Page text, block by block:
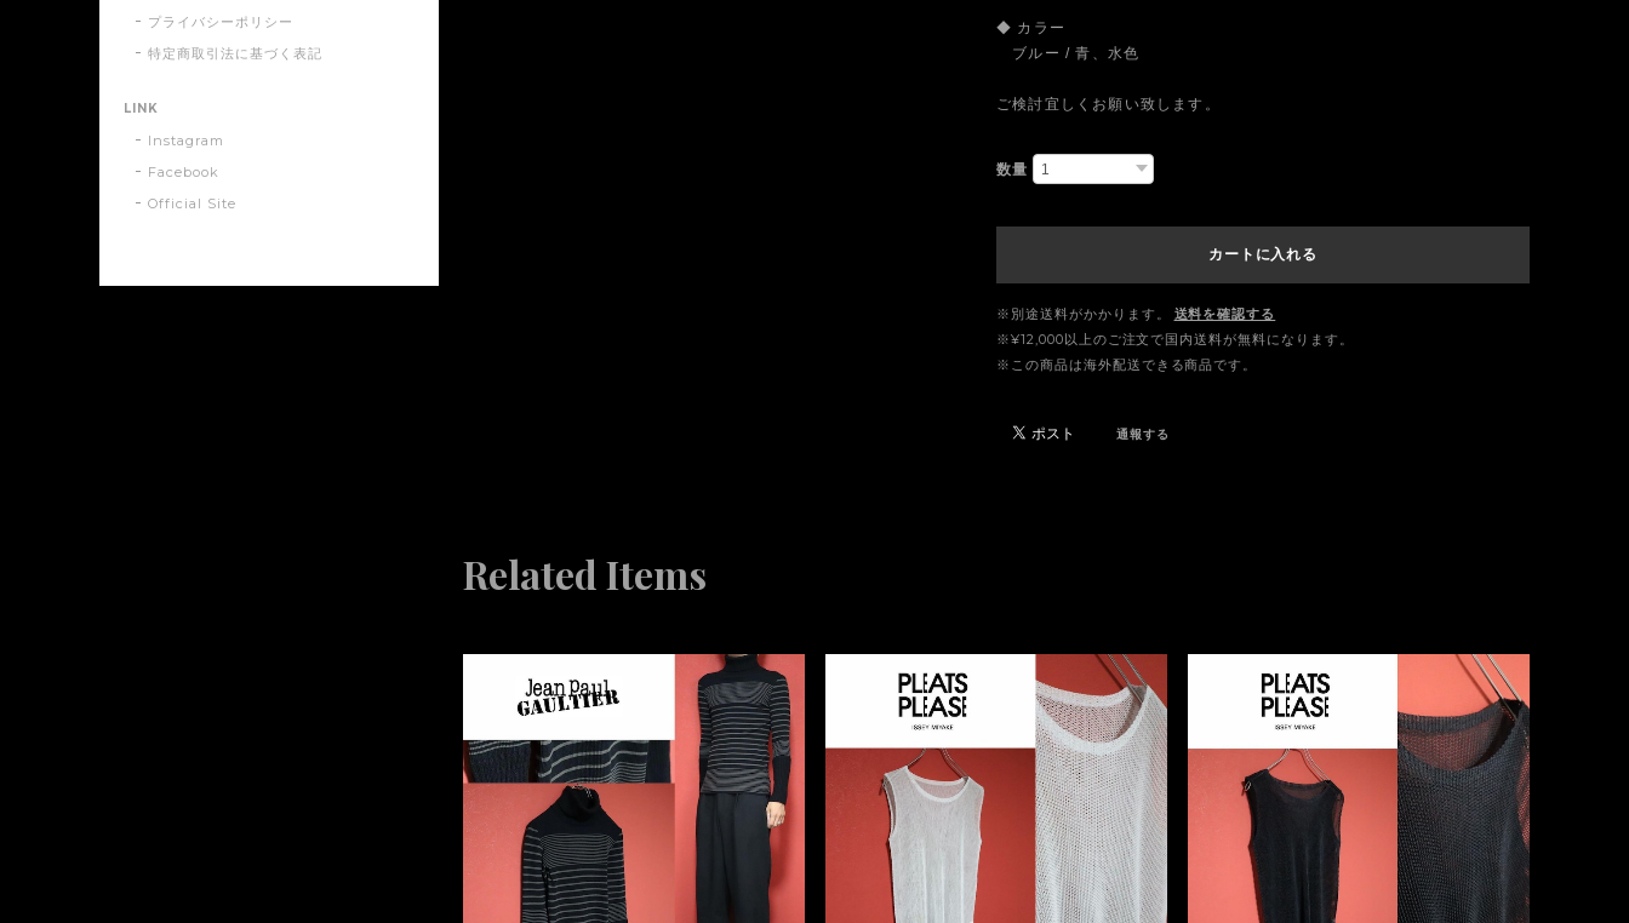
◆ カラー
ブルー / 青、水色
ご検討宜しくお願い致します。
数量
カートに入れる
※別途送料がかかります。
送料を確認する
※¥12,000以上のご注文で国内送料が無料になります。
※この商品は海外配送できる商品です。
通報する
Related Items
プライバシーポリシー
特定商取引法に基づく表記
LINK
Instagram
Facebook
Official Site